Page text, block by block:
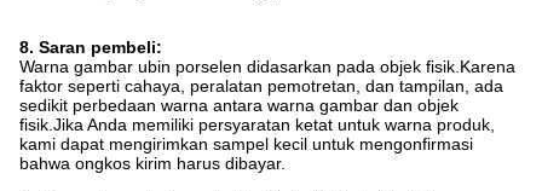
8. Saran pembeli:
Warna gambar ubin porselen didasarkan pada objek fisik.Karena
faktor seperti cahaya, peralatan pemotretan, dan tampilan, ada
sedikit perbedaan warna antara warna gambar dan objek
fisik.Jika Anda memiliki persyaratan ketat untuk warna produk,
kami dapat mengirimkan sampel kecil untuk mengonfirmasi
bahwa ongkos kirim harus dibayar.